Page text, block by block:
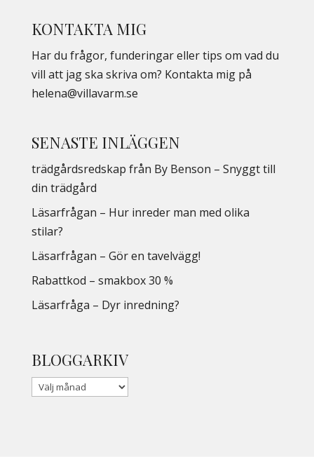
KONTAKTA MIG
Har du frågor, funderingar eller tips om vad du
vill att jag ska skriva om? Kontakta mig på
helena@villavarm.se
SENASTE INLÄGGEN
trädgårdsredskap från By Benson – Snyggt till
din trädgård
Läsarfrågan – Hur inreder man med olika
stilar?
Läsarfrågan – Gör en tavelvägg!
Rabattkod – smakbox 30 %
Läsarfråga – Dyr inredning?
BLOGGARKIV